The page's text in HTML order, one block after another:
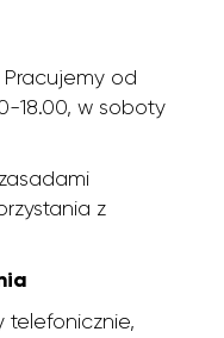
od
18.00, w soboty
z
telefonicznie,